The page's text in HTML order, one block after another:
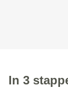
In 3